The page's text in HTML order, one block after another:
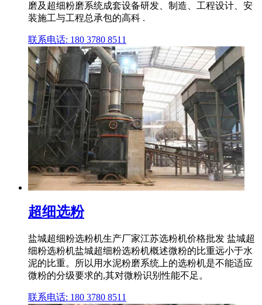
磨及超细粉磨系统成套设备研发、制造、工程设计、安
装施工与工程总承包的高科 .
联系电话: 180 3780 8511
超细选粉
盐城超细粉选粉机生产厂家江苏选粉机价格批发 盐城超
细粉选粉机盐城超细粉选粉机概述微粉的比重远小于水
泥的比重。所以用水泥粉磨系统上的选粉机是不能适应
微粉的分级要求的,其对微粉识别性能不足。
联系电话: 180 3780 8511